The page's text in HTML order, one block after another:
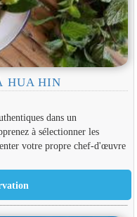
HUA HIN
dans un
à sélectionner les
votre propre chef-d'œuvre